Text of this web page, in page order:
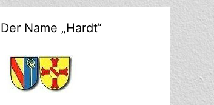
Der Name „Hardt“